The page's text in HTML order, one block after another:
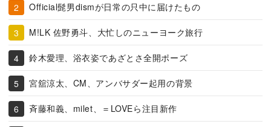
Official髭男dismが日常の只中に届けたもの
M!LK 佐野勇斗、大忙しのニューヨーク旅行
鈴木愛理、浴衣姿であざとさ全開ポーズ
宮舘涼太、CM、アンバサダー起用の背景
斉藤和義、milet、＝LOVEら注目新作